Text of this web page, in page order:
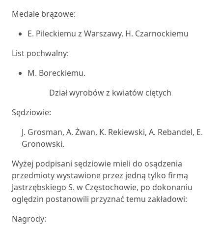
Medale brązowe:
E. Pileckiemu z Warszawy. H. Czarnockiemu
List pochwalny:
M. Boreckiemu.
Dział wyrobów z kwiatów ciętych
Sędziowie:
J. Grosman, A. Żwan, K. Rekiewski, A. Rebandel, E.
Gronowski.
Wyżej podpisani sędziowie mieli do osądzenia
przedmioty wystawione przez jedną tylko firmą
Jastrzębskiego S. w Częstochowie, po dokonaniu
oględzin postanowili przyznać temu zakładowi:
Nagrody: